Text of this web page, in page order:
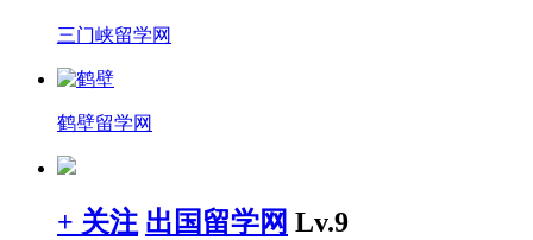
三门峡留学网
鹤壁留学网
+ 关注 出国留学网 Lv.9